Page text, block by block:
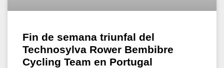
Fin de semana triunfal del
Technosylva Rower Bembibre
Cycling Team en Portugal